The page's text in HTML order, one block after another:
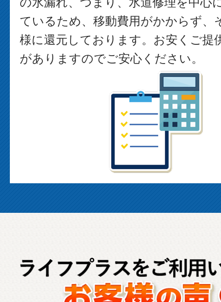
ているため、移動費用がかからず、
様に還元しております。お安くご提
がありますのでご安心ください。